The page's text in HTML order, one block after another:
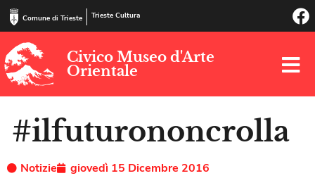
Comune di Trieste Trieste Cultura
Civico Museo d'Arte
Orientale
#ilfuturononcrolla
Notizie giovedì 15 Dicembre 2016